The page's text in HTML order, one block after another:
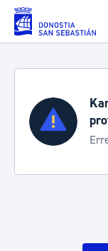
Eduki nagusira joan